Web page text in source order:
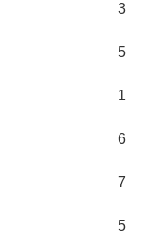
3
5
1
6
7
5